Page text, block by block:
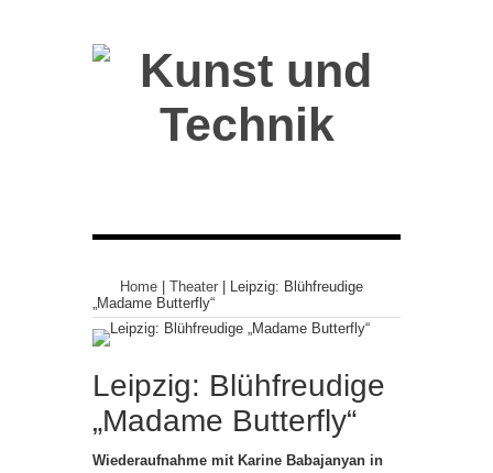
Home Theater
Leipzig: Blühfreudige
„Madame Butterfly“
Leipzig: Blühfreudige
„Madame Butterfly“
Wiederaufnahme mit Karine Babajanyan in